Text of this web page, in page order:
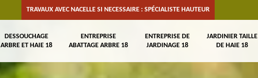
TRAVAUX AVEC NACELLE SI NECESSAIRE : SPÉCIALISTE HAUTEUR
DESSOUCHAGE
ARBRE ET HAIE 18
ENTREPRISE
ABATTAGE ARBRE 18
ENTREPRISE DE
JARDINAGE 18
JARDINIER TAILLE
DE HAIE 18